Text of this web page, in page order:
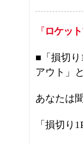
『ロケッ
■「損切
アウト」
あなたは
「損切り